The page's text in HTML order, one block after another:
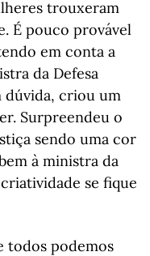
trouxeram
É pouco provável
em conta a
da Defesa
dúvida, criou um
Surpreendeu o
sendo uma cor
à ministra da
se fique
todos podemos